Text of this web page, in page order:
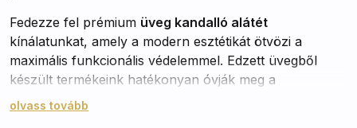
Fedezze fel prémium üveg kandalló alátét
kínálatunkat, amely a modern esztétikát ötvözi a
maximális funkcionális védelemmel. Edzett üvegből
készült termékeink hatékonyan óvják meg a
padlóburkolatot a kipattanó parázstól, a hamutól és a
olvass tovább